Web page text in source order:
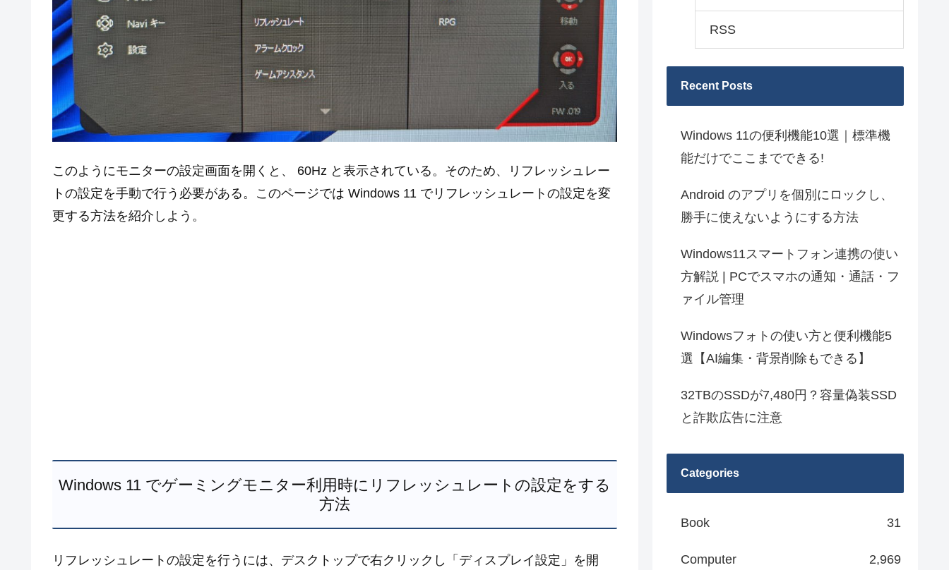
このようにモニターの設定画面を開くと、 60Hz と表示されている。そのため、リフレッシュレー
トの設定を手動で行う必要がある。このページでは Windows 11 でリフレッシュレートの設定を変
更する方法を紹介しよう。
Windows 11 でゲーミングモニター利用時にリフレッシュレートの設定をする
方法
リフレッシュレートの設定を行うには、デスクトップで右クリックし「ディスプレイ設定」を開
RSS
Recent Posts
Windows 11の便利機能10選｜標準機
能だけでここまでできる!
Android のアプリを個別にロックし、
勝手に使えないようにする方法
Windows11スマートフォン連携の使い
方解説 | PCでスマホの通知・通話・フ
ァイル管理
Windowsフォトの使い方と便利機能5
選【AI編集・背景削除もできる】
32TBのSSDが7,480円？容量偽装SSD
と詐欺広告に注意
Categories
Book 31
Computer 2,969